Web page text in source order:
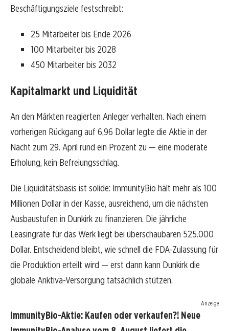
Beschäftigungsziele festschreibt:
25 Mitarbeiter bis Ende 2026
100 Mitarbeiter bis 2028
450 Mitarbeiter bis 2032
Kapitalmarkt und Liquidität
An den Märkten reagierten Anleger verhalten. Nach einem
vorherigen Rückgang auf 6,96 Dollar legte die Aktie in der
Nacht zum 29. April rund ein Prozent zu — eine moderate
Erholung, kein Befreiungsschlag.
Die Liquiditätsbasis ist solide: ImmunityBio hält mehr als 100
Millionen Dollar in der Kasse, ausreichend, um die nächsten
Ausbaustufen in Dunkirk zu finanzieren. Die jährliche
Leasingrate für das Werk liegt bei überschaubaren 525.000
Dollar. Entscheidend bleibt, wie schnell die FDA-Zulassung für
die Produktion erteilt wird — erst dann kann Dunkirk die
globale Anktiva-Versorgung tatsächlich stützen.
Anzeige
ImmunityBio-Aktie: Kaufen oder verkaufen?! Neue